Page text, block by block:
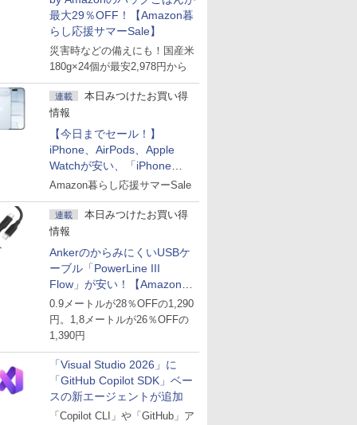
最大29％OFF！【Amazon暮
らし応援サマーSale】
災害時などの備えにも！国産米
180g×24個が最安2,978円から
連載
本日みつけたお買い得
情報
【今日までセール！】
iPhone、AirPods、Apple
Watchが安い、「iPhone
Air」256GB版が139,800円な
Amazon暮らし応援サマーSale
連載
本日みつけたお買い得
情報
AnkerのからみにくいUSBケ
ーブル「PowerLine III
Flow」が安い！【Amazon暮
らし応援サマーSale】
0.9メートルが28％OFFの1,290
円。1,8メートルが26％OFFの
1,390円
「Visual Studio 2026」に
「GitHub Copilot SDK」ベー
スの新エージェントが追加
「Copilot CLI」や「GitHub」ア